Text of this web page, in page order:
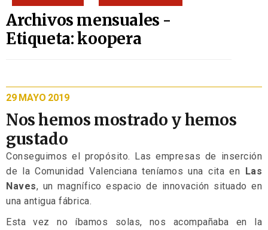
Archivos mensuales -
Etiqueta: koopera
29 MAYO 2019
Nos hemos mostrado y hemos
gustado
Conseguimos el propósito. Las empresas de inserción
de la Comunidad Valenciana teníamos una cita en Las
Naves, un magnífico espacio de innovación situado en
una antigua fábrica.
Esta vez no íbamos solas, nos acompañaba en la